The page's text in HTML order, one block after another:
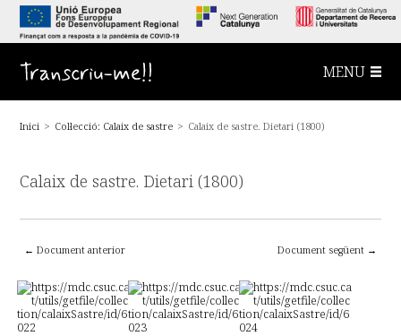
t
c
Transcriu-me!! MENU
Calaix de sastre. Dietari (1800)
Inici > Col·lecció: Calaix de sastre > Calaix de sastre. Dietari (1800)
← Document anterior Document següent →